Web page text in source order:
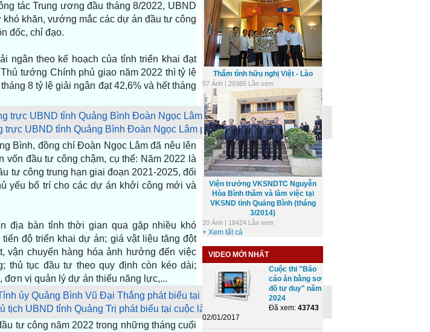
tác Trung ương đầu tháng 8/2022, UBND
khăn, vướng mắc các dự án đầu tư công
đốc, chỉ đạo.
ngân theo kế hoạch của tỉnh triển khai đạt
tướng Chính phủ giao năm 2022 thì tỷ lệ
8 tỷ lệ giải ngân đạt 42,6% và hết tháng
UBND tỉnh Quảng Bình Đoàn Ngọc Lâm phát biểu tại cuộc làm việc
Bình, đồng chí Đoàn Ngọc Lâm đã nêu lên
vốn đầu tư công chậm, cụ thể: Năm 2022 là
tư công trung hạn giai đoạn 2021-2025, đối
yếu bố trí cho các dự án khởi công mới và
địa bàn tỉnh thời gian qua gặp nhiều khó
độ triển khai dự án; giá vật liệu tăng đột
vận chuyển hàng hóa ảnh hưởng đến việc
thủ tục đầu tư theo quy định còn kéo dài;
đơn vị quản lý dự án thiếu năng lực,...
tịch UBND tỉnh Quảng Trị phát biểu tại cuộc làm việc.
tư công năm 2022 trong những tháng cuối
Thắm tình hữu nghị Việt - Lào
57 Ảnh | 20365 Lần xem
Viện trưởng VKSNDTC Nguyễn
Hòa Bình thăm và làm việc tại
VKSND tỉnh Quảng Bình (tháng
3/2014)
20 Ảnh | 18424 Lần xem
+ Xem tất cả
VIDEO MỚI NHẤT
Cuộc thi "Báo
cáo án bằng sơ
đồ tư duy" năm
2024
Đã xem: 43743
02/01/2017